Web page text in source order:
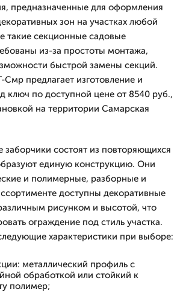
предназначенные для оформления
зон на участках любой
такие секционные садовые
из-за простоты монтажа,
быстрой замены секций.
предлагает изготовление и
ключ по доступной цене от 8540 руб.,
на территории Самарская
состоят из повторяющихся
единую конструкцию. Они
и полимерные, разборные и
доступны декоративные
рисунком и высотой, что
ограждение под стиль участка.
характеристики при выборе:
металлический профиль с
обработкой или стойкий к
полимер;